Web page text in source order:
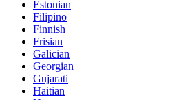
Estonian
Filipino
Finnish
Frisian
Galician
Georgian
Gujarati
Haitian